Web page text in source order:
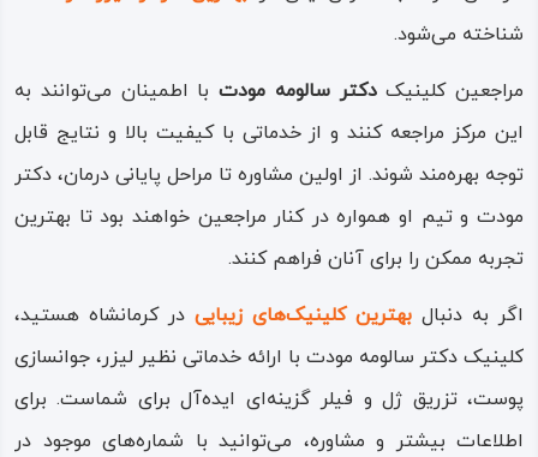
شناخته می‌شود.
مراجعین کلینیکدکتر سالومه مودت با اطمینان می‌توانند به
این مرکز مراجعه کنند و از خدماتی با کیفیت بالا و نتایج قابل
توجه بهره‌مند شوند. از اولین مشاوره تا مراحل پایانی درمان، دکتر
مودت و تیم او همواره در کنار مراجعین خواهند بود تا بهترین
تجربه ممکن را برای آنان فراهم کنند.
اگر به دنبال بهترین کلینیک‌های زیبایی در کرمانشاه هستید،
کلینیک دکتر سالومه مودت با ارائه خدماتی نظیر لیزر، جوانسازی
پوست، تزریق ژل و فیلر گزینه‌ای ایده‌آل برای شماست. برای
اطلاعات بیشتر و مشاوره، می‌توانید با شماره‌های موجود در